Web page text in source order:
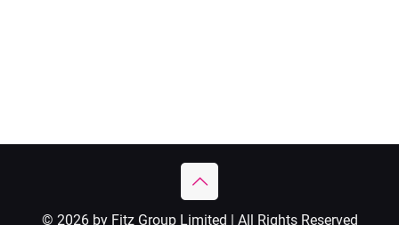
© 2026 by Fitz Group Limited | All Rights Reserved